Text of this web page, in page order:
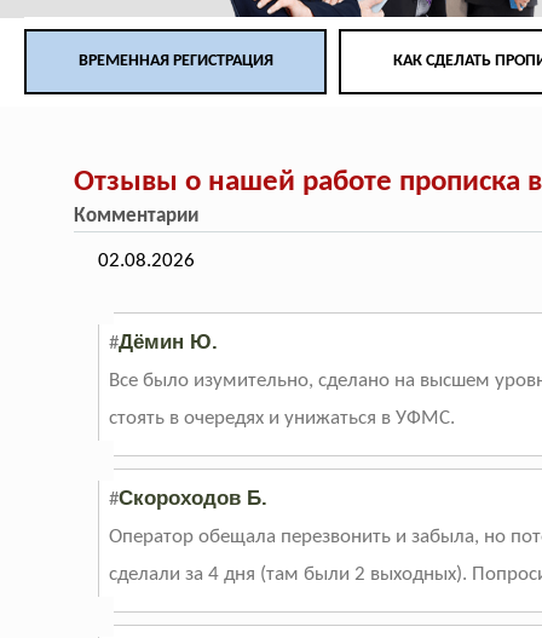
ВРЕМЕННАЯ РЕГИСТРАЦИЯ КАК СДЕЛАТЬ
Отзывы о нашей работе прописка
Комментарии
02.08.2026
#Дёмин Ю.
Все было изумительно, сделано на высшем
стоять в очередях и унижаться в УФМС.
#Скороходов Б.
Оператор обещала перезвонить и забыла, но
сделали за 4 дня (там были 2 выходных).